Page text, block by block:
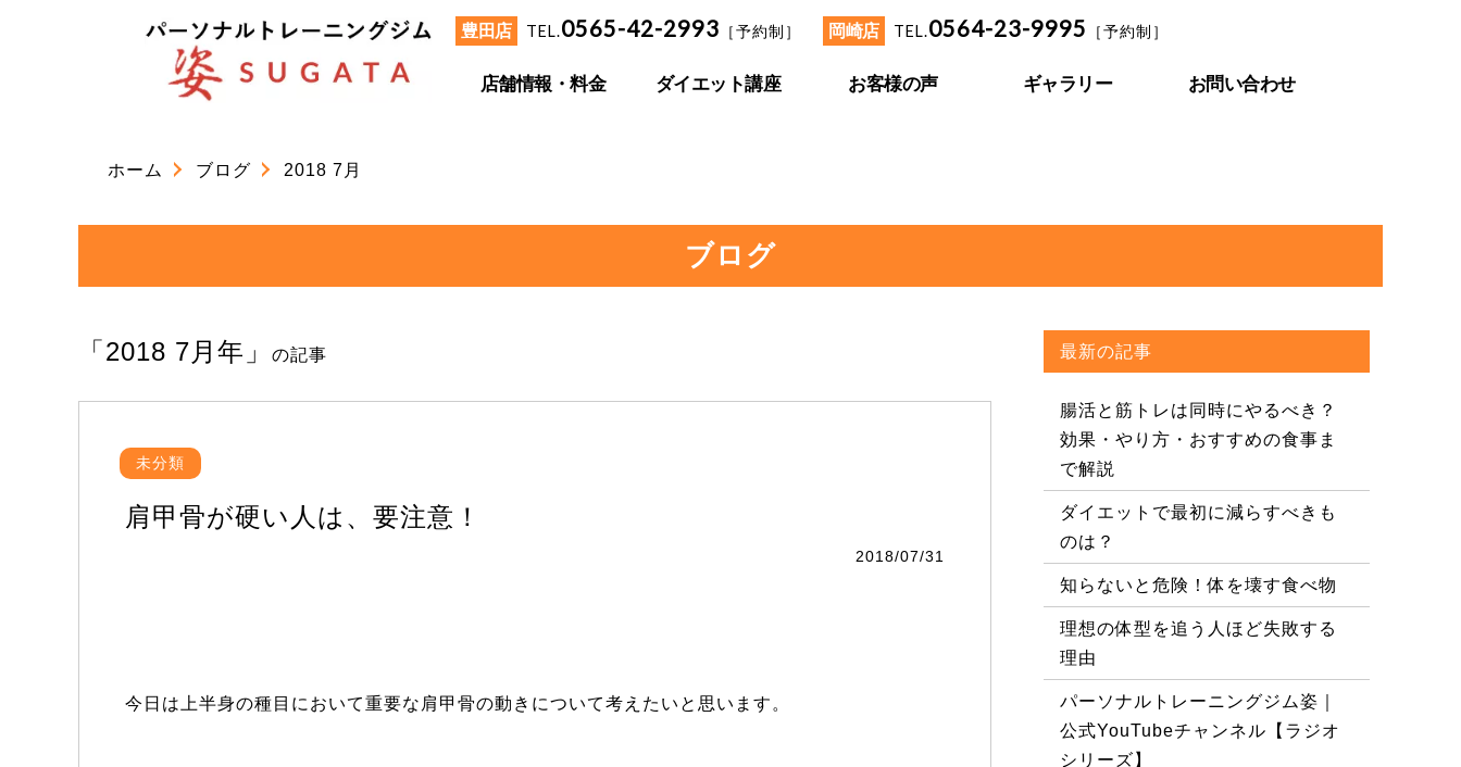
豊田店 TEL.0565-42-2993 ［予約制］ 岡崎店 TEL.0564-23-9995 ［予約制］
店舗情報・料金 ダイエット講座 お客様の声 ギャラリー お問い合わせ
ホーム ブログ 2018 7月
ブログ
「2018 7月年」 の記事
未分類
肩甲骨が硬い人は、要注意！
2018/07/31
今日は上半身の種目において重要な肩甲骨の動きについて考えたいと思います。
最新の記事
腸活と筋トレは同時にやるべき？
効果・やり方・おすすめの食事ま
で解説
ダイエットで最初に減らすべきも
のは？
知らないと危険！体を壊す食べ物
理想の体型を追う人ほど失敗する
理由
パーソナルトレーニングジム姿｜
公式YouTubeチャンネル【ラジオ
シリーズ】